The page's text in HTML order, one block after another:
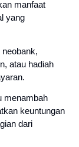
manfaat
yang
atau hadiah
menambah
keuntungan
dari